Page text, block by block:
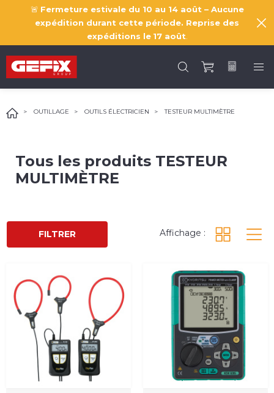
🚨 Fermeture estivale du 10 au 14 août – Aucune
expédition durant cette période. Reprise des
expéditions le 17 août
OUTILLAGE OUTILS ÉLECTRICIEN TESTEUR MULTIMÈTRE
Tous les produits TESTEUR
MULTIMÈTRE
FILTRER Affichage :